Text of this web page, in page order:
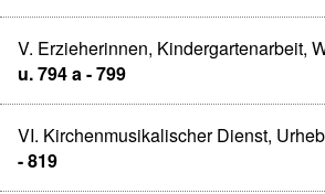
V. Erzieherinnen, Kindergartenarbeit,
u. 794 a - 799
VI. Kirchenmusikalischer Dienst,
- 819